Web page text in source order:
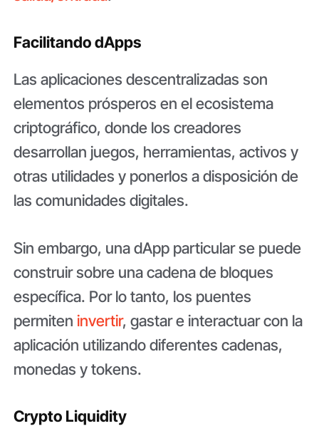
Facilitando dApps
Las aplicaciones descentralizadas son
elementos prósperos en el ecosistema
criptográfico, donde los creadores
desarrollan juegos, herramientas, activos y
otras utilidades y ponerlos a disposición de
las comunidades digitales.
Sin embargo, una dApp particular se puede
construir sobre una cadena de bloques
específica. Por lo tanto, los puentes
permiten invertir, gastar e interactuar con la
aplicación utilizando diferentes cadenas,
monedas y tokens.
Crypto Liquidity